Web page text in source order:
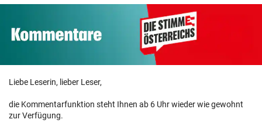
Liebe Leserin, lieber Leser,
die Kommentarfunktion steht Ihnen ab 6 Uhr wieder wie gewohnt
zur Verfügung.